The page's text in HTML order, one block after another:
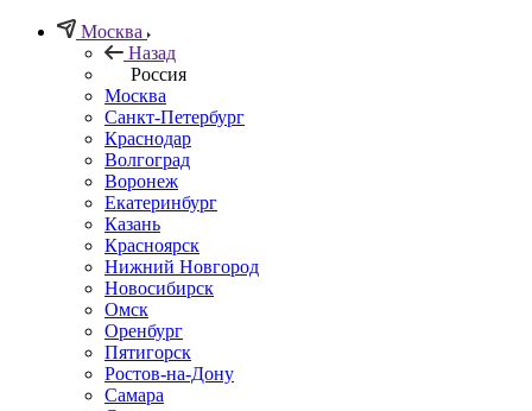
Москва
Назад
Россия
Москва
Санкт-Петербург
Краснодар
Волгоград
Воронеж
Екатеринбург
Казань
Красноярск
Нижний Новгород
Новосибирск
Омск
Оренбург
Пятигорск
Ростов-на-Дону
Самара